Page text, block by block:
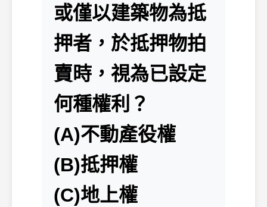
或僅以建築物為抵
押者，於抵押物拍
賣時，視為已設定
何種權利？
(A)不動產役權
(B)抵押權
(C)地上權